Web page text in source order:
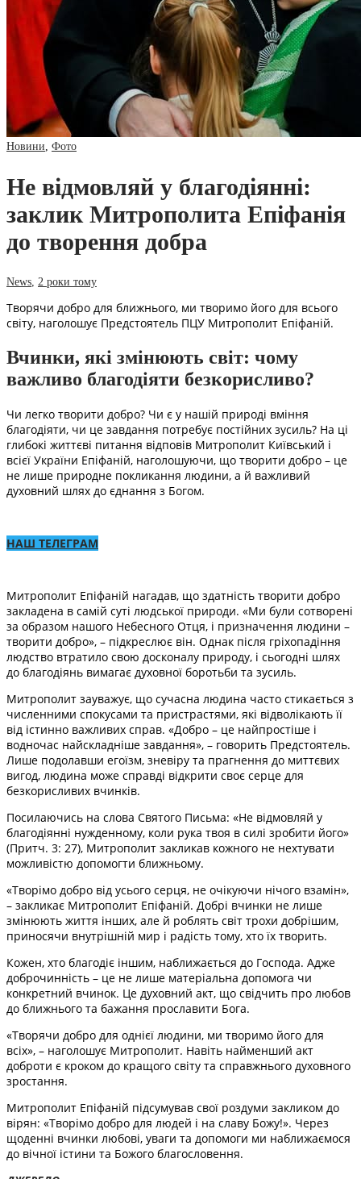
Новини Фото
Не відмовляй у благодіянні:
заклик Митрополита Епіфанія
до творення добра
News 2 роки тому
Творячи добро для ближнього, ми творимо його для всього
світу, наголошує Предстоятель ПЦУ Митрополит Епіфаній.
Вчинки, які змінюють світ: чому
важливо благодіяти безкорисливо?
Чи легко творити добро? Чи є у нашій природі вміння
благодіяти, чи це завдання потребує постійних зусиль? На ці
глибокі життєві питання відповів Митрополит Київський і
всієї України Епіфаній, наголошуючи, що творити добро – це
не лише природне покликання людини, а й важливий
духовний шлях до єднання з Богом.
НАШ ТЕЛЕГРАМ
Митрополит Епіфаній нагадав, що здатність творити добро
закладена в самій суті людської природи. «Ми були сотворені
за образом нашого Небесного Отця, і призначення людини –
творити добро», – підкреслює він. Однак після гріхопадіння
людство втратило свою досконалу природу, і сьогодні шлях
до благодіянь вимагає духовної боротьби та зусиль.
Митрополит зауважує, що сучасна людина часто стикається з
численними спокусами та пристрастями, які відволікають її
від істинно важливих справ. «Добро – це найпростіше і
водночас найскладніше завдання», – говорить Предстоятель.
Лише подолавши егоїзм, зневіру та прагнення до миттєвих
вигод, людина може справді відкрити своє серце для
безкорисливих вчинків.
Посилаючись на слова Святого Письма: «Не відмовляй у
благодіянні нужденному, коли рука твоя в силі зробити його»
(Притч. 3: 27), Митрополит закликав кожного не нехтувати
можливістю допомогти ближньому.
«Творімо добро від усього серця, не очікуючи нічого взамін»,
– закликає Митрополит Епіфаній. Добрі вчинки не лише
змінюють життя інших, але й роблять світ трохи добрішим,
приносячи внутрішній мир і радість тому, хто їх творить.
Кожен, хто благодіє іншим, наближається до Господа. Адже
доброчинність – це не лише матеріальна допомога чи
конкретний вчинок. Це духовний акт, що свідчить про любов
до ближнього та бажання прославити Бога.
«Творячи добро для однієї людини, ми творимо його для
всіх», – наголошує Митрополит. Навіть найменший акт
доброти є кроком до кращого світу та справжнього духовного
зростання.
Митрополит Епіфаній підсумував свої роздуми закликом до
вірян: «Творімо добро для людей і на славу Божу!». Через
щоденні вчинки любові, уваги та допомоги ми наближаємося
до вічної істини та Божого благословення.